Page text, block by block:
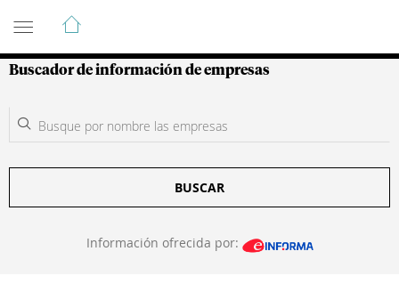
Guía de Empresas Colombianas
Buscador de información de empresas
BUSCAR
Información ofrecida por: